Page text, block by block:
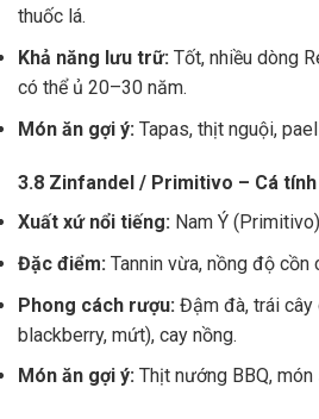
thuốc lá.
Khả năng lưu trữ: Tốt, nhiều dòng
có thể ủ 20–30 năm.
Món ăn gợi ý: Tapas, thịt nguội,
3.8 Zinfandel / Primitivo – Cá tính
Xuất xứ nổi tiếng: Nam Ý
Đặc điểm: Tannin vừa, nồng độ cồn
Phong cách rượu: Đậm đà, trái cây
blackberry, mứt), cay nồng.
Món ăn gợi ý: Thịt nướng BBQ,